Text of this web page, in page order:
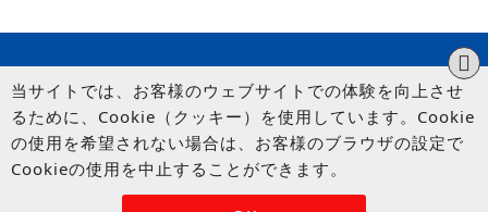
© UP GARAGE GROUP Co., Ltd.
当サイトでは、お客様のウェブサイトでの体験を向上させ
るために、Cookie（クッキー）を使用しています。Cookie
の使用を希望されない場合は、お客様のブラウザの設定で
Cookieの使用を中止することができます。